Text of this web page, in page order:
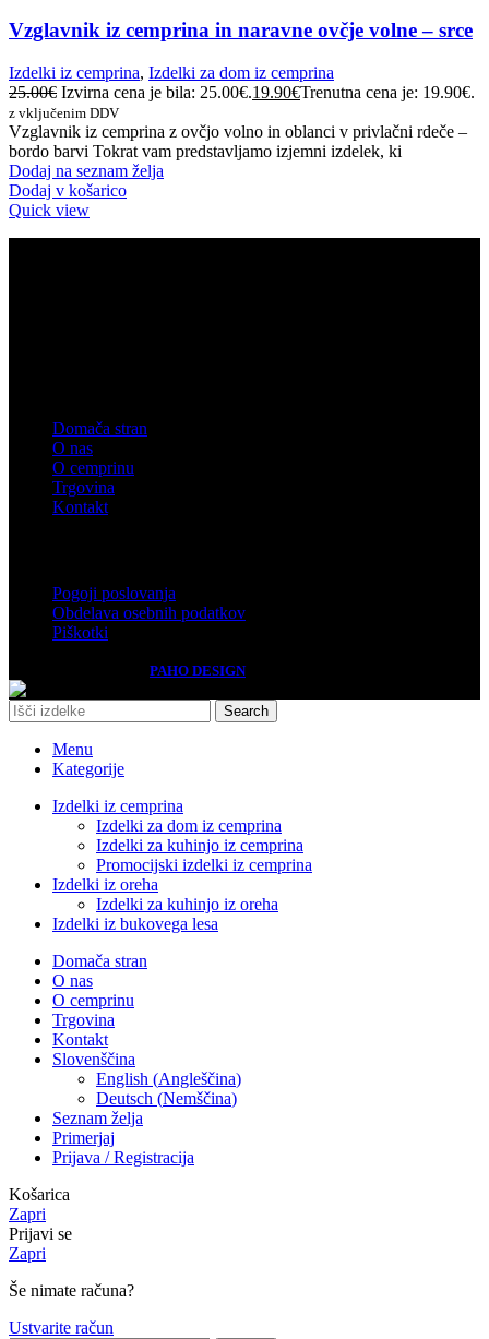
Vzglavnik iz cemprina in naravne ovčje volne – srce
Izdelki iz cemprina, Izdelki za dom iz cemprina
25.00€ Izvirna cena je bila: 25.00€.19.90€Trenutna cena je: 19.90€.
z vključenim DDV
Vzglavnik iz cemprina z ovčjo volno in oblanci v privlačni rdeče –
bordo barvi Tokrat vam predstavljamo izjemni izdelek, ki
Dodaj na seznam želja
Dodaj v košarico
Quick view
Domača stran
O nas
O cemprinu
Trgovina
Kontakt
Pogoji poslovanja
Obdelava osebnih podatkov
Piškotki
PAHO DESIGN
Search
Menu
Kategorije
Izdelki iz cemprina
Izdelki za dom iz cemprina
Izdelki za kuhinjo iz cemprina
Promocijski izdelki iz cemprina
Izdelki iz oreha
Izdelki za kuhinjo iz oreha
Izdelki iz bukovega lesa
Domača stran
O nas
O cemprinu
Trgovina
Kontakt
Slovenščina
English (Angleščina)
Deutsch (Nemščina)
Seznam želja
Primerjaj
Prijava / Registracija
Košarica
Zapri
Prijavi se
Zapri
Še nimate računa?
Ustvarite račun